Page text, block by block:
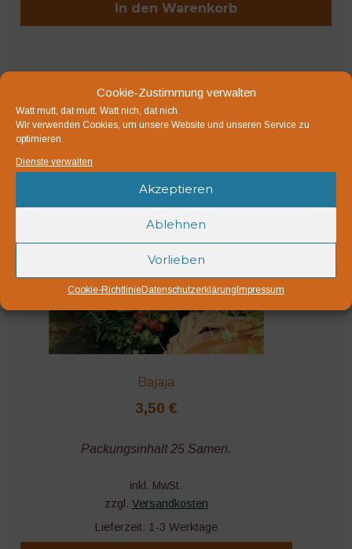
Cookie-Zustimmung verwalten
Watt mutt, dat mutt. Watt nich, dat nich.
Wir verwenden Cookies, um unsere Website und unseren Service zu
optimieren.
Dienste verwalten
Akzeptieren
Ablehnen
Vorlieben
Cookie-RichtlinieDatenschutzerklärungImpressum
In den Warenkorb
Bajaja
3,50 €
Packungsinhalt 25 Samen.
inkl. MwSt.
zzgl. Versandkosten
Lieferzeit: 1-3 Werktage